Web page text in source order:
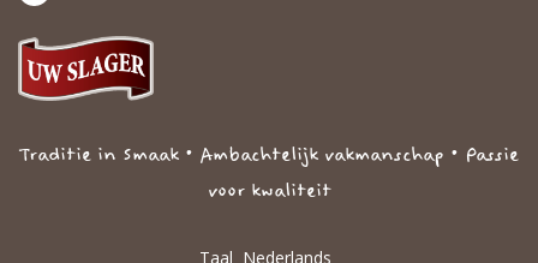
Traditie in Smaak • Ambachtelijk vakmanschap • Passie
voor kwaliteit
Taal